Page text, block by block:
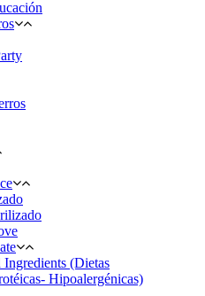
(Dietas
Hipoalergénicas)